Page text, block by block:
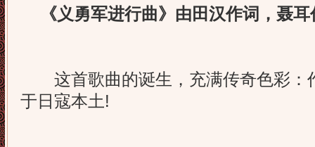
《义勇军进行曲》由田汉作词，聂耳
这首歌曲的诞生，充满传奇色彩：
于日寇本土!